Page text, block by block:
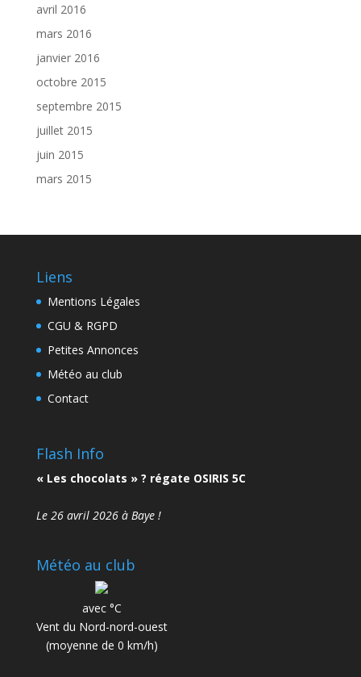
avril 2016
mars 2016
janvier 2016
octobre 2015
septembre 2015
juillet 2015
juin 2015
mars 2015
Liens
Mentions Légales
CGU & RGPD
Petites Annonces
Météo au club
Contact
Flash Info
« Les chocolats » ? régate OSIRIS 5C
Le 26 avril 2026 à Baye !
Météo au club
avec °C
Vent du Nord-nord-ouest
(moyenne de 0 km/h)